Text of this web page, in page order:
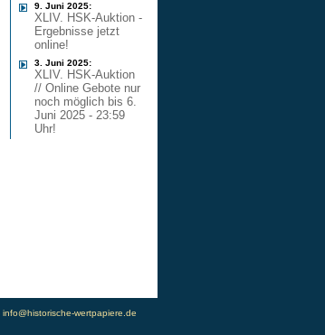
9. Juni 2025:
XLIV. HSK-Auktion -
Ergebnisse jetzt
online!
3. Juni 2025:
XLIV. HSK-Auktion
// Online Gebote nur
noch möglich bis 6.
Juni 2025 - 23:59
Uhr!
info@historische-wertpapiere.de